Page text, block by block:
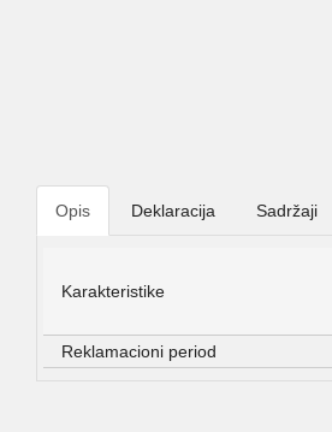
Opis Deklaracija Sadržaji
Karakteristike
Reklamacioni period